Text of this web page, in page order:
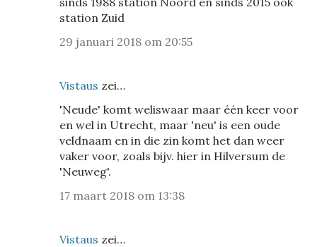
station Zuid
29 januari 2018 om 20:55
Vistaus zei…
'Neude' komt weliswaar maar één keer voor
en wel in Utrecht, maar 'neu' is een oude
veldnaam en in die zin komt het dan weer
vaker voor, zoals bijv. hier in Hilversum de
'Neuweg'.
17 maart 2018 om 13:38
Vistaus zei…